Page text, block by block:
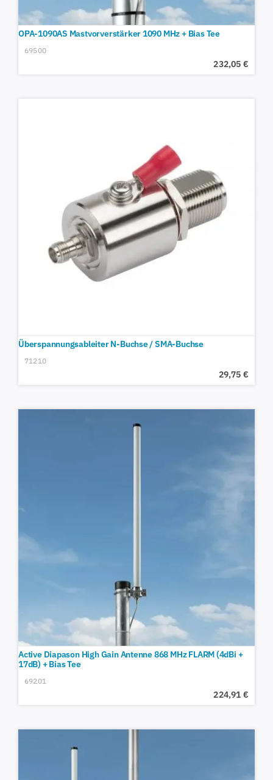
OPA-1090AS Mastvorverstärker 1090 MHz + Bias Tee
69500
232,05 €
Überspannungsableiter N-Buchse / SMA-Buchse
71210
29,75 €
Active Diapason High Gain Antenne 868 MHz FLARM (4dBi +
17dB) + Bias Tee
69201
224,91 €